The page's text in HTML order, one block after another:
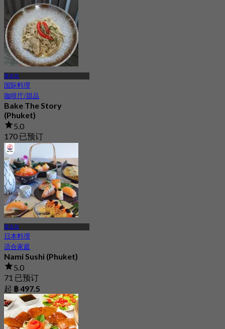
普吉岛
国际料理
咖啡厅/甜品
Bake The Story
(Phuket)
5.0
170 已预订
起 ฿ 237.5
普吉岛
日本料理
适合家庭
Nami Sushi (Phuket)
5.0
71 已预订
起 ฿ 497.5